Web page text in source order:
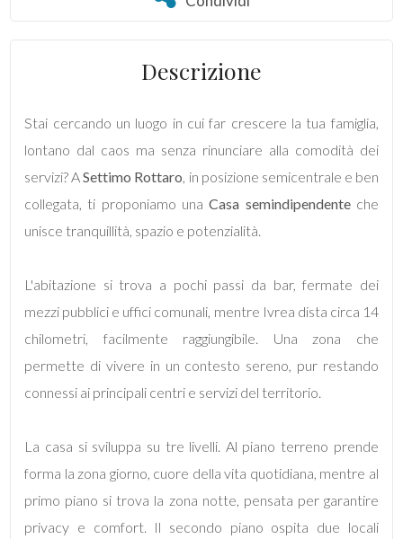
Descrizione
Stai cercando un luogo in cui far crescere la tua famiglia,
lontano dal caos ma senza rinunciare alla comodità dei
servizi? ASettimo Rottaro, in posizione semicentrale e ben
collegata, ti proponiamo unaCasa semindipendenteche
unisce tranquillità, spazio e potenzialità.
L'abitazione si trova a pochi passi da bar, fermate dei
mezzi pubblici e uffici comunali, mentre Ivrea dista circa 14
chilometri, facilmente raggiungibile. Una zona che
permette di vivere in un contesto sereno, pur restando
connessi ai principali centri e servizi del territorio.
La casa si sviluppa su tre livelli. Al piano terreno prende
forma la zona giorno, cuore della vita quotidiana, mentre al
primo piano si trova la zona notte, pensata per garantire
privacy e comfort. Il secondo piano ospita due locali
Totale
mq
Locali
minimi
Qualsiasi
1
2